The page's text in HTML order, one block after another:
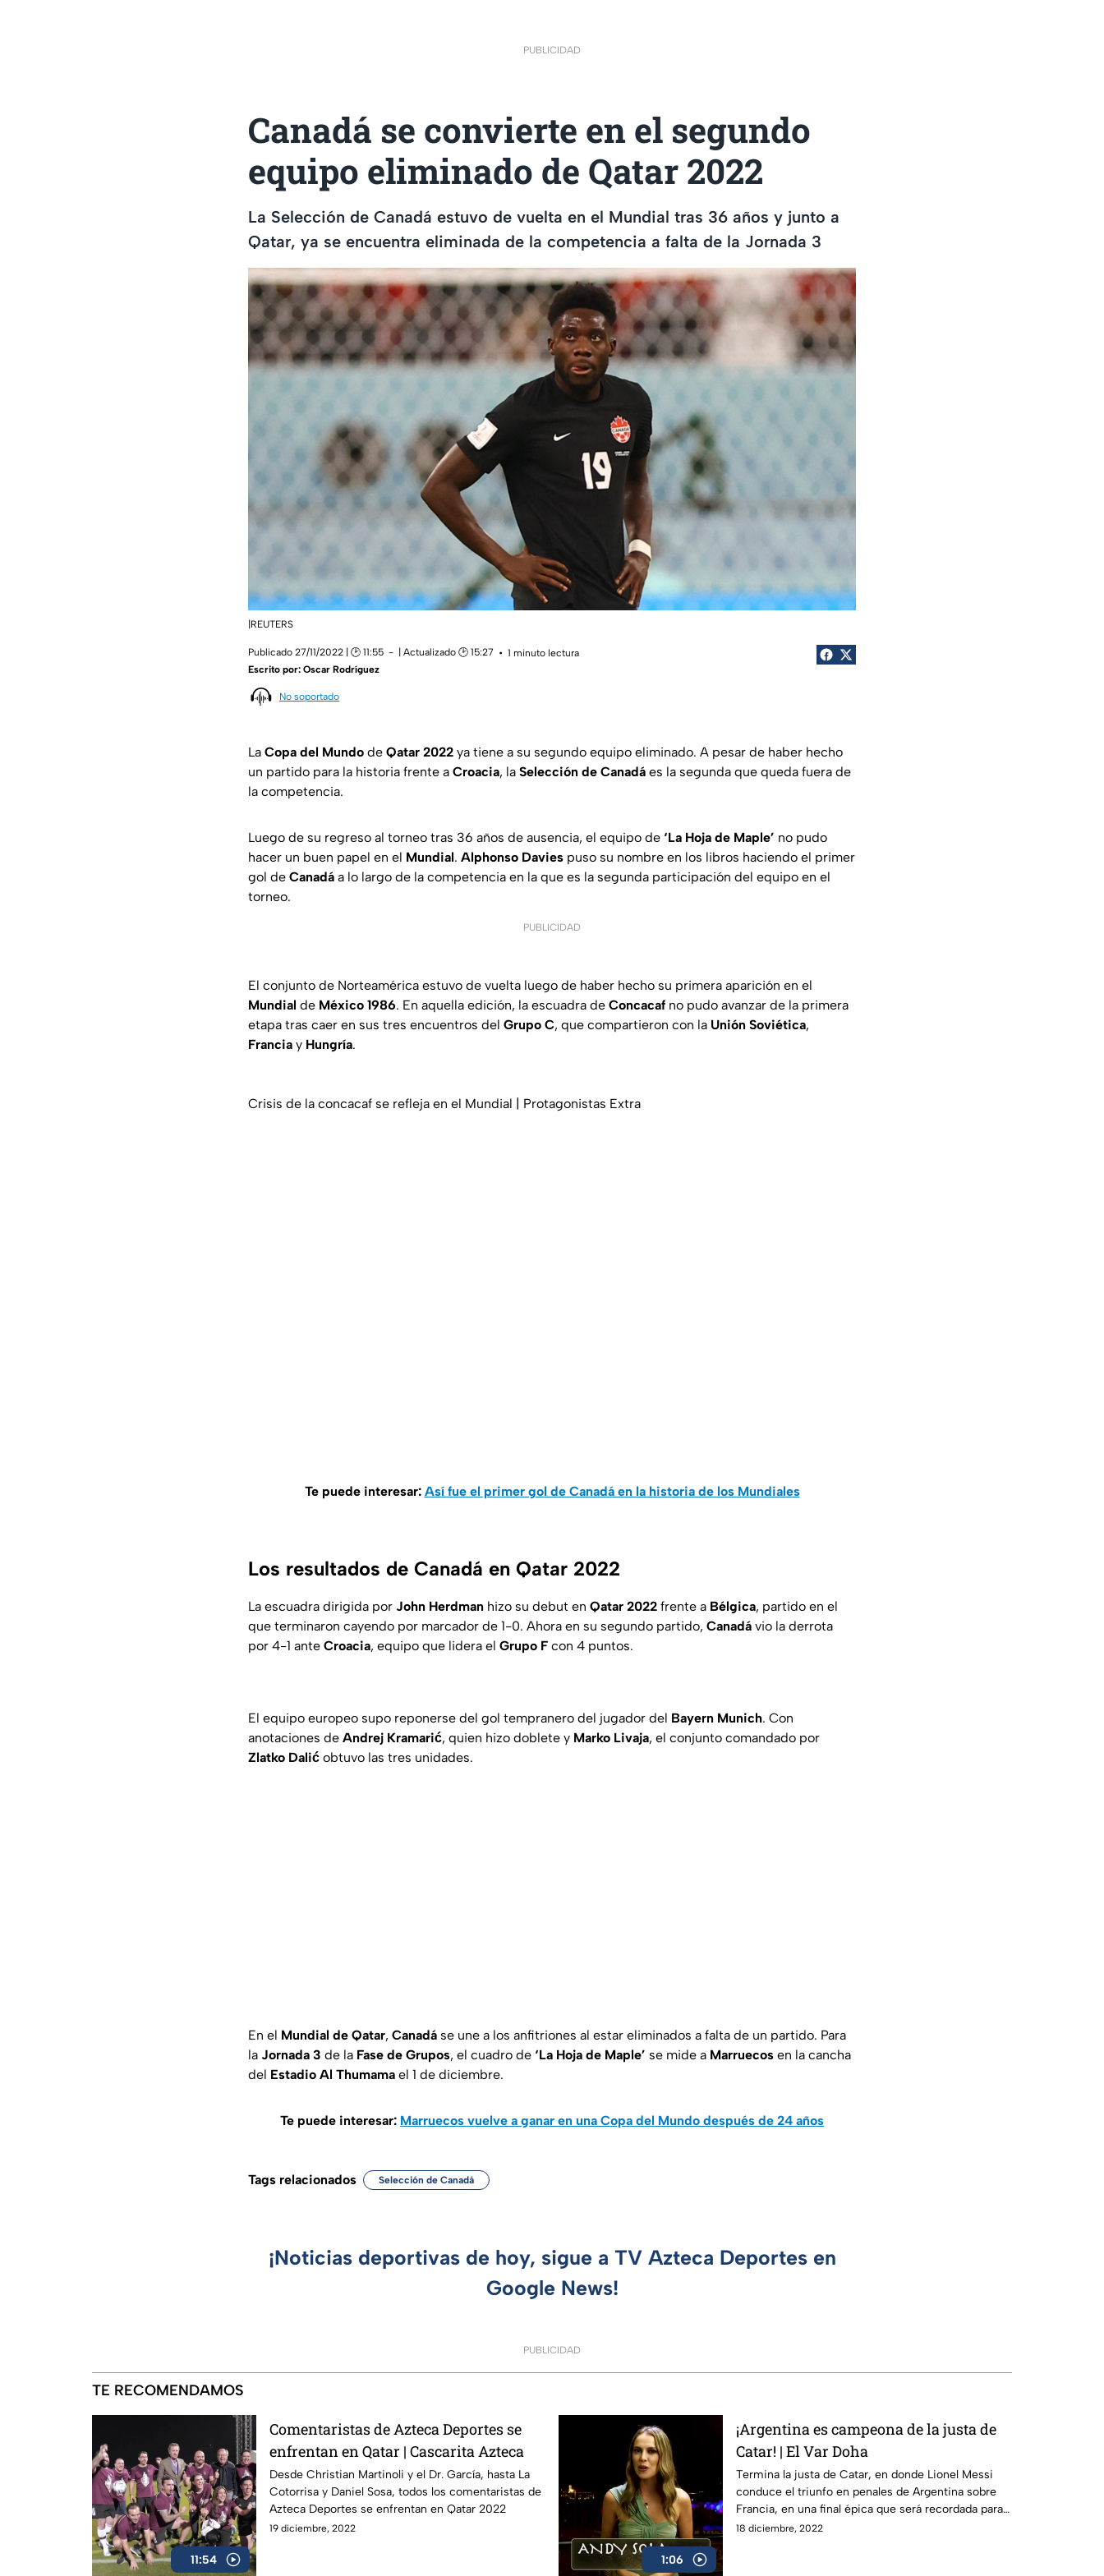
PUBLICIDAD
Canadá se convierte en el segundo
equipo eliminado de Qatar 2022
La Selección de Canadá estuvo de vuelta en el Mundial tras 36 años y junto a
Qatar, ya se encuentra eliminada de la competencia a falta de la Jornada 3
|REUTERS
Publicado 27/11/2022 | 🕑 11:55 | Actualizado 🕑 15:27
1 minuto lectura
Escrito por: Oscar Rodríguez
No soportado
La Copa del Mundo de Qatar 2022 ya tiene a su segundo equipo eliminado. A pesar de haber hecho
un partido para la historia frente a Croacia, la Selección de Canadá es la segunda que queda fuera de
la competencia.
Luego de su regreso al torneo tras 36 años de ausencia, el equipo de ‘La Hoja de Maple’ no pudo
hacer un buen papel en el Mundial. Alphonso Davies puso su nombre en los libros haciendo el primer
gol de Canadá a lo largo de la competencia en la que es la segunda participación del equipo en el
torneo.
PUBLICIDAD
El conjunto de Norteamérica estuvo de vuelta luego de haber hecho su primera aparición en el
Mundial de México 1986. En aquella edición, la escuadra de Concacaf no pudo avanzar de la primera
etapa tras caer en sus tres encuentros del Grupo C, que compartieron con la Unión Soviética,
Francia y Hungría.
Crisis de la concacaf se refleja en el Mundial | Protagonistas Extra
Te puede interesar: Así fue el primer gol de Canadá en la historia de los Mundiales
Los resultados de Canadá en Qatar 2022
La escuadra dirigida por John Herdman hizo su debut en Qatar 2022 frente a Bélgica, partido en el
que terminaron cayendo por marcador de 1-0. Ahora en su segundo partido, Canadá vio la derrota
por 4-1 ante Croacia, equipo que lidera el Grupo F con 4 puntos.
El equipo europeo supo reponerse del gol tempranero del jugador del Bayern Munich. Con
anotaciones de Andrej Kramarić, quien hizo doblete y Marko Livaja, el conjunto comandado por
Zlatko Dalić obtuvo las tres unidades.
En el Mundial de Qatar, Canadá se une a los anfitriones al estar eliminados a falta de un partido. Para
la Jornada 3 de la Fase de Grupos, el cuadro de ‘La Hoja de Maple’ se mide a Marruecos en la cancha
del Estadio Al Thumama el 1 de diciembre.
Te puede interesar: Marruecos vuelve a ganar en una Copa del Mundo después de 24 años
Tags relacionados Selección de Canadá
¡Noticias deportivas de hoy, sigue a TV Azteca Deportes en
Google News!
PUBLICIDAD
TE RECOMENDAMOS
11:54
Comentaristas de Azteca Deportes se
enfrentan en Qatar | Cascarita Azteca
Desde Christian Martinoli y el Dr. García, hasta La
Cotorrisa y Daniel Sosa, todos los comentaristas de
Azteca Deportes se enfrentan en Qatar 2022
19 diciembre, 2022
1:06
¡Argentina es campeona de la justa de
Catar! | El Var Doha
Termina la justa de Catar, en donde Lionel Messi
conduce el triunfo en penales de Argentina sobre
Francia, en una final épica que será recordada para
siempre
18 diciembre, 2022